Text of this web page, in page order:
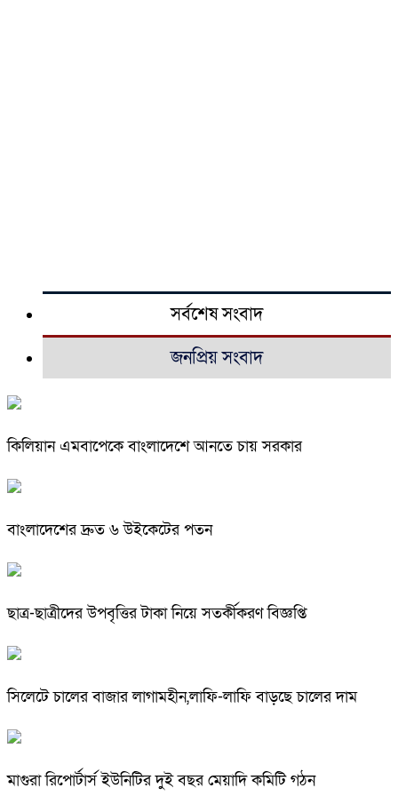
সর্বশেষ সংবাদ
জনপ্রিয় সংবাদ
কিলিয়ান এমবাপেকে বাংলাদেশে আনতে চায় সরকার
বাংলাদেশের দ্রুত ৬ উইকেটের পতন
ছাত্র-ছাত্রীদের উপবৃত্তির টাকা নিয়ে সতর্কীকরণ বিজ্ঞপ্তি
সিলেটে চালের বাজার লাগামহীন,লাফি-লাফি বাড়ছে চালের দাম
মাগুরা রিপোর্টার্স ইউনিটির দুই বছর মেয়াদি কমিটি গঠন